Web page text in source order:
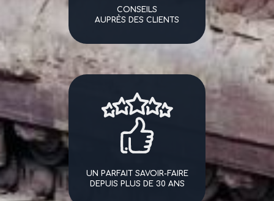
CONSEILS
AUPRÈS DES CLIENTS
UN PARFAIT SAVOIR-FAIRE
DEPUIS PLUS DE 30 ANS